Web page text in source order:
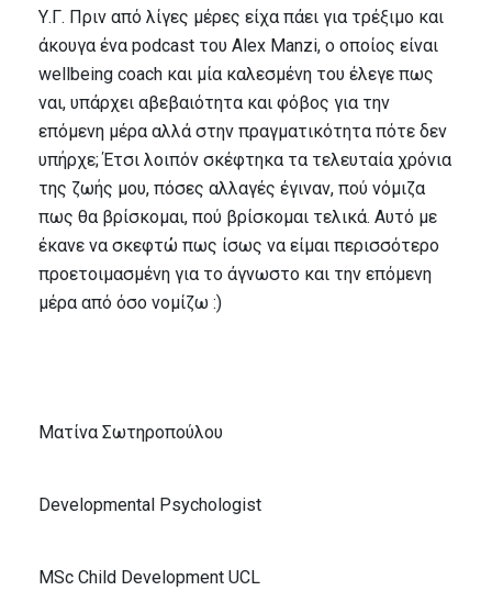
Υ.Γ. Πριν από λίγες μέρες είχα πάει για τρέξιμο και
άκουγα ένα podcast του Alex Manzi, ο οποίος είναι
wellbeing coach και μία καλεσμένη του έλεγε πως
ναι, υπάρχει αβεβαιότητα και φόβος για την
επόμενη μέρα αλλά στην πραγματικότητα πότε δεν
υπήρχε; Έτσι λοιπόν σκέφτηκα τα τελευταία χρόνια
της ζωής μου, πόσες αλλαγές έγιναν, πού νόμιζα
πως θα βρίσκομαι, πού βρίσκομαι τελικά. Αυτό με
έκανε να σκεφτώ πως ίσως να είμαι περισσότερο
προετοιμασμένη για το άγνωστο και την επόμενη
μέρα από όσο νομίζω :)
Ματίνα Σωτηροπούλου
Developmental Psychologist
MSc Child Development UCL